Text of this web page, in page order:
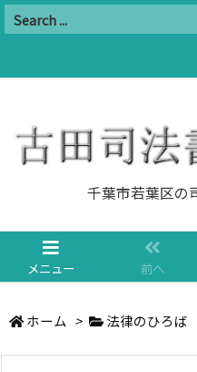
千葉市若葉区の
メニュー 前へ
ホーム > 法律のひろば